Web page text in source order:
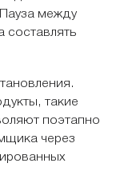
между
такие
поэтапно
через